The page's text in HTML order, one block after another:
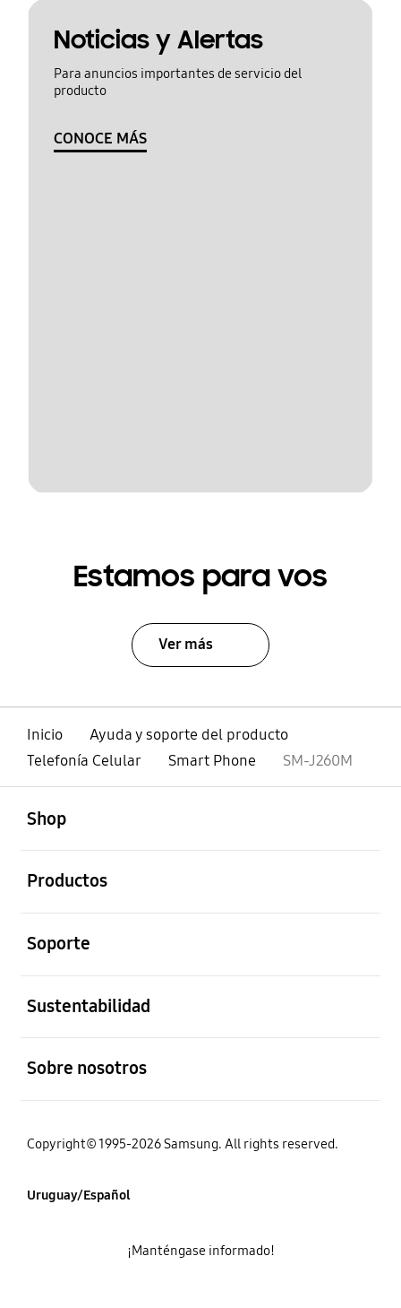
Noticias y Alertas
Para anuncios importantes de servicio del
producto
CONOCE MÁS
Estamos para vos
Ver más
Inicio
Ayuda y soporte del producto
Telefonía Celular
Smart Phone SM-J260M
Shop
Productos
Soporte
Sustentabilidad
Sobre nosotros
Copyright© 1995-2026 Samsung. All rights reserved.
Uruguay/Español
¡Manténgase informado!